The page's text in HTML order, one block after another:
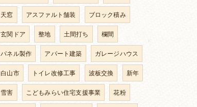
天窓 アスファルト舗装 ブロック積み
玄関ドア 整地 土間打ち 欄間
パネル製作 アパート建築 ガレージハウス
白山市 トイレ改修工事 波板交換 新年
雪害 こどもみらい住宅支援事業 花粉